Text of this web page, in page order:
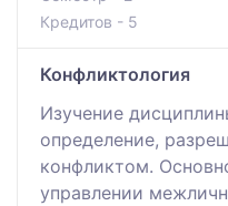
Кредитов - 5
Конфликтология
Изучение
определение,
конфликтом.
управлении